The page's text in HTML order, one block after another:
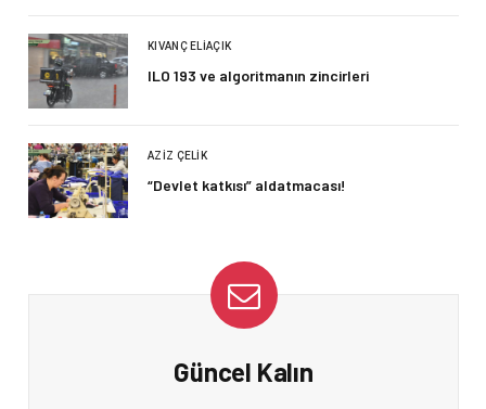
KIVANÇ ELIAÇIK
ILO 193 ve algoritmanın zincirleri
AZIZ ÇELIK
“Devlet katkısı” aldatmacası!
Güncel Kalın